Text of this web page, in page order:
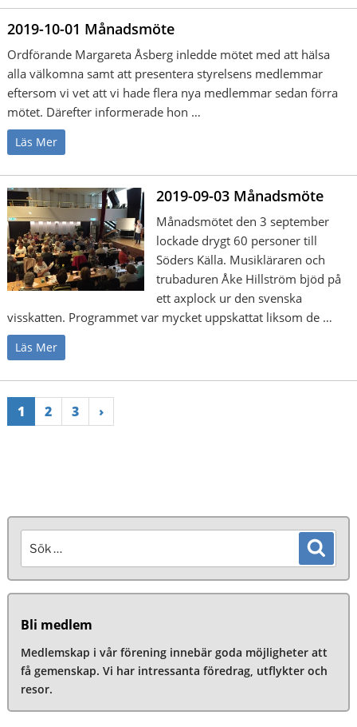
2019-10-01 Månadsmöte
Ordförande Margareta Åsberg inledde mötet med att hälsa
alla välkomna samt att presentera styrelsens medlemmar
eftersom vi vet att vi hade flera nya medlemmar sedan förra
mötet. Därefter informerade hon …
Läs Mer
2019-09-03 Månadsmöte
Månadsmötet den 3 september
lockade drygt 60 personer till
Söders Källa. Musikläraren och
trubaduren Åke Hillström bjöd på
ett axplock ur den svenska
visskatten. Programmet var mycket uppskattat liksom de …
Läs Mer
1 2 3 ›
efter:
Bli medlem
Medlemskap i vår förening innebär goda möjligheter att
få gemenskap. Vi har intressanta föredrag, utflykter och
resor.